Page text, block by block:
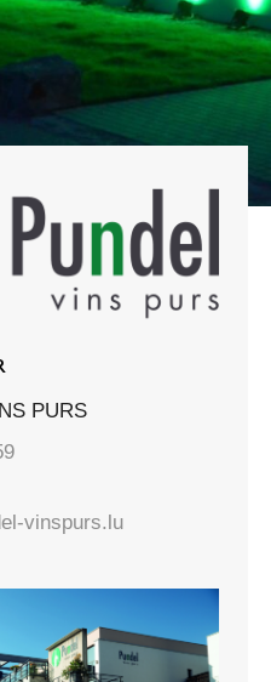
PURS
vinspurs.lu